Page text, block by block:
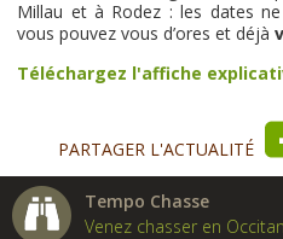
Millau et à Rodez : les dates
vous pouvez vous d’ores et déjà
Téléchargez l'affiche
PARTAGER L'ACTUALITÉ
Tempo Chasse
Venez chasser en